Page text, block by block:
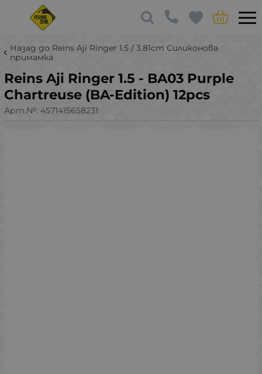
Назад до Reins Aji Ringer 1.5 / 3.81cm Силиконова
примамка
Reins Aji Ringer 1.5 - BA03 Purple
Chartreuse (BA-Edition) 12pcs
Арт.№: 4571415658231